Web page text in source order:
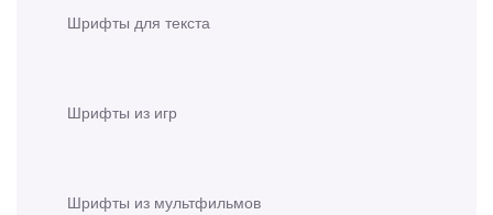
Шрифты для текста
Шрифты из игр
Шрифты из мультфильмов